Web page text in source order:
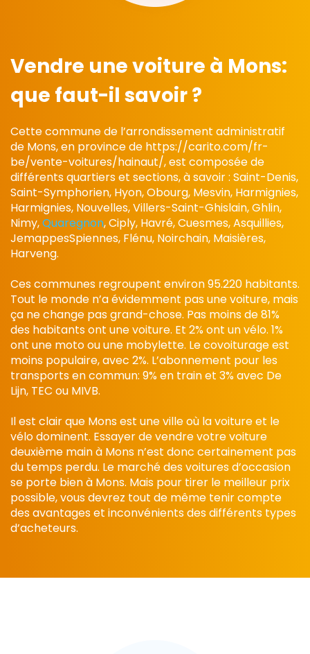
Vendre une voiture à Mons:
que faut-il savoir ?
Cette commune de l’arrondissement administratif
de Mons, en province de https://carito.com/fr-
be/vente-voitures/hainaut/, est composée de
différents quartiers et sections, à savoir : Saint-Denis,
Saint-Symphorien, Hyon, Obourg, Mesvin, Harmignies,
Harmignies, Nouvelles, Villers-Saint-Ghislain, Ghlin,
Nimy,Quaregnon, Ciply, Havré, Cuesmes, Asquillies,
JemappesSpiennes, Flénu, Noirchain, Maisières,
Harveng.
Ces communes regroupent environ 95.220 habitants.
Tout le monde n’a évidemment pas une voiture, mais
ça ne change pas grand-chose. Pas moins de 81%
des habitants ont une voiture. Et 2% ont un vélo. 1%
ont une moto ou une mobylette. Le covoiturage est
moins populaire, avec 2%. L’abonnement pour les
transports en commun: 9% en train et 3% avec De
Lijn, TEC ou MIVB.
Il est clair que Mons est une ville où la voiture et le
vélo dominent. Essayer de vendre votre voiture
deuxième main à Mons n’est donc certainement pas
du temps perdu. Le marché des voitures d’occasion
se porte bien à Mons. Mais pour tirer le meilleur prix
possible, vous devrez tout de même tenir compte
des avantages et inconvénients des différents types
d’acheteurs.